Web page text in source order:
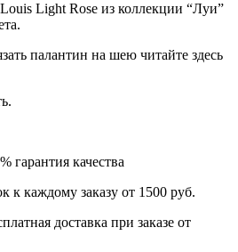
Light Rose из коллекции “Луи”
палантин на шею читайте здесь
гарантия качества
к каждому заказу от 1500 руб.
доставка при заказе от